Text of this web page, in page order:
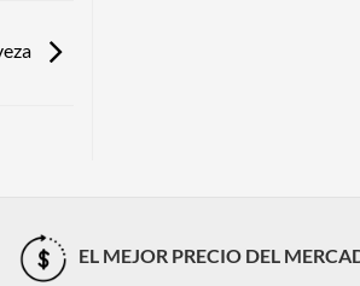
EL MEJOR PRECIO DEL